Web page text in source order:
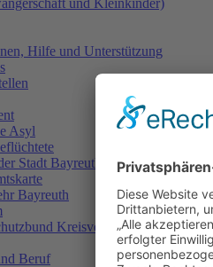
und Kleinkinder)
Hilfe und Unterstützung
Asyl
Stadt Bayreuth
Bayreuth
Kreisverband Bayreuth e.V.
Beruf